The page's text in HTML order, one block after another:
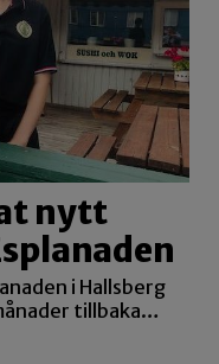
nytt
i Hallsberg
tillbaka…